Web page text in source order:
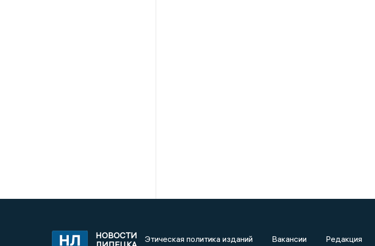
НОВОСТИ
Этическая политика изданий Вакансии Редакция